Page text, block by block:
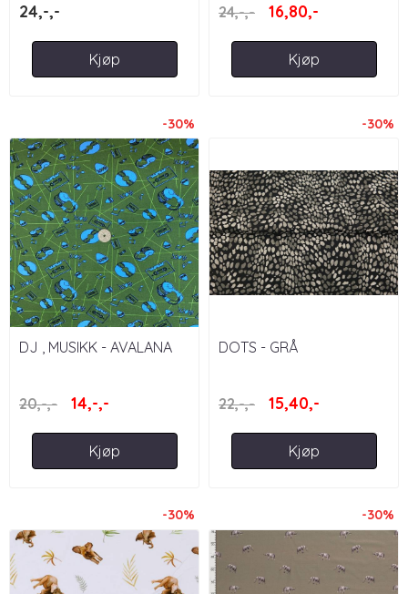
24,-,-
Kjøp
24,-,-
16,80,-
Kjøp
-30%
DJ , MUSIKK - AVALANA
20,-,- 14,-,-
Kjøp
-30%
DOTS - GRÅ
22,-,- 15,40,-
Kjøp
-30% -30%